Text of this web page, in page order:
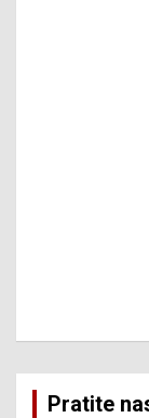
Pratite